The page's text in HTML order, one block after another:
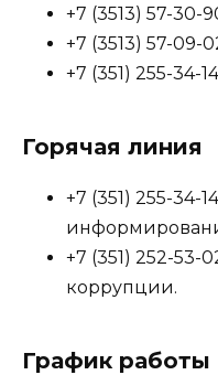
+7 (3513) 57-30-
+7 (3513) 57-09-
+7 (351) 255-34-
Горячая линия
+7 (351) 255-34-
+7 (351) 252-
коррупции.
График работы